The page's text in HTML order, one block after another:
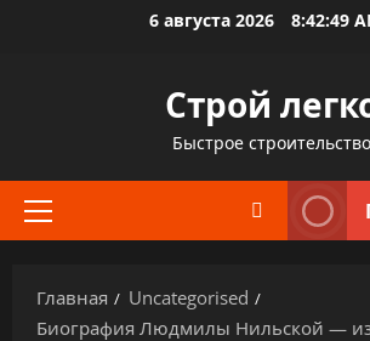
6 августа 2026 8:42:50
Строй
Быстрое строительство
Основное
Главная
Uncategorised
Биография Людмилы Нильской —